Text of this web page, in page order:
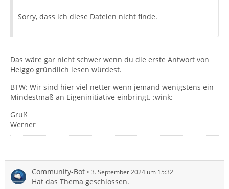
Sorry, dass ich diese Dateien nicht finde.
Das wäre gar nicht schwer wenn du die erste Antwort von
Heiggo gründlich lesen würdest.
BTW: Wir sind hier viel netter wenn jemand wenigstens ein
Mindestmaß an Eigeninitiative einbringt. :wink:
Gruß
Werner
Community-Bot 3. September 2024 um 15:32
Hat das Thema geschlossen.